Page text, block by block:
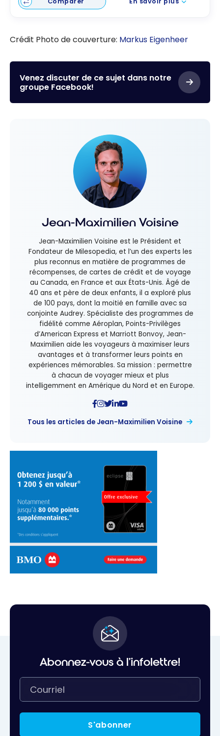
Crédit Photo de couverture: Markus Eigenheer
Venez discuter de ce sujet dans notre
groupe Facebook!
Jean-Maximilien Voisine
Jean-Maximilien Voisine est le Président et
Fondateur de Milesopedia, et l’un des experts les
plus reconnus en matière de programmes de
récompenses, de cartes de crédit et de voyage
au Canada, en France et aux États-Unis. Âgé de
40 ans et père de deux enfants, il a exploré plus
de 100 pays, dont la moitié en famille avec sa
conjointe Audrey. Spécialiste des programmes de
fidélité comme Aéroplan, Points-Privilèges
d’American Express et Marriott Bonvoy, Jean-
Maximilien aide les voyageurs à maximiser leurs
avantages et à transformer leurs points en
expériences mémorables. Sa mission : permettre
à chacun de voyager mieux et plus
intelligemment en Amérique du Nord et en Europe.
Tous les articles de Jean-Maximilien Voisine
Abonnez-vous à l'infolettre!
S'abonner